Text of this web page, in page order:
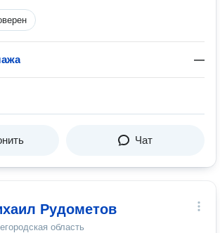
—
Чат
Рудометов
область